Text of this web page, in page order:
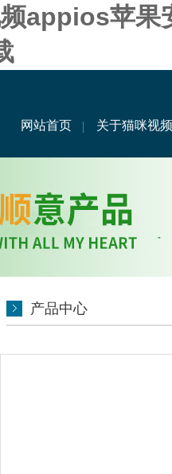
appios苹果
网站首页 关于猫咪视频
产品中心